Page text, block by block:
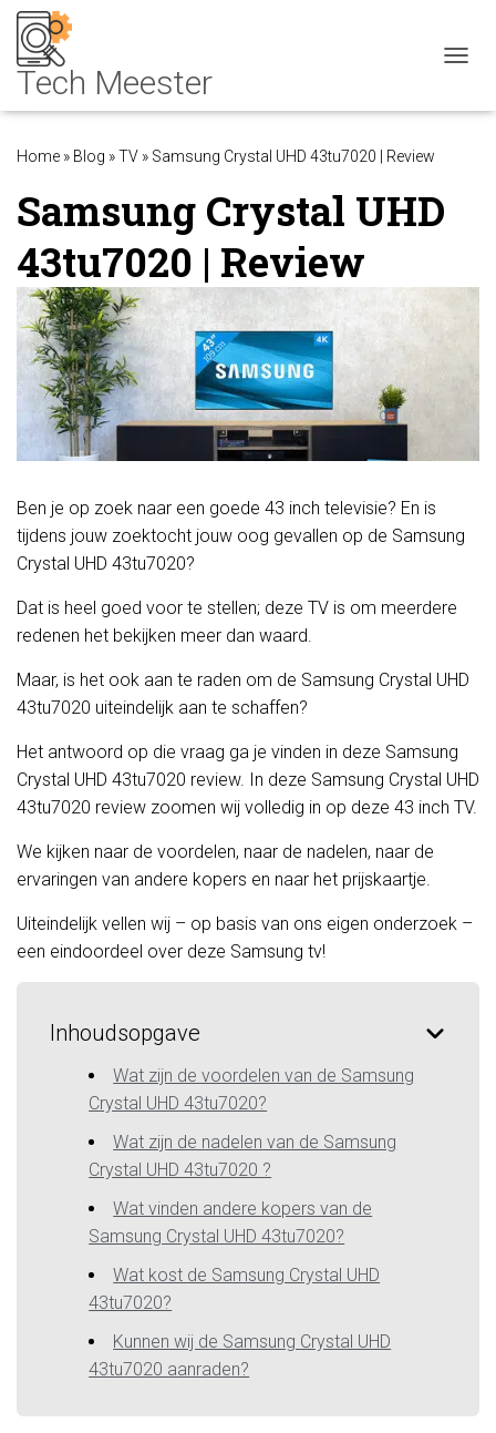
Home » Blog »TV » Samsung Crystal UHD 43tu7020 | Review
Samsung Crystal UHD
43tu7020 | Review
Ben je op zoek naar een goede 43 inch televisie? En is
tijdens jouw zoektocht jouw oog gevallen op de Samsung
Crystal UHD 43tu7020?
Dat is heel goed voor te stellen; deze TV is om meerdere
redenen het bekijken meer dan waard.
Maar, is het ook aan te raden om de Samsung Crystal UHD
43tu7020 uiteindelijk aan te schaffen?
Het antwoord op die vraag ga je vinden in deze Samsung
Crystal UHD 43tu7020 review. In deze Samsung Crystal UHD
43tu7020 review zoomen wij volledig in op deze 43 inch TV.
We kijken naar de voordelen, naar de nadelen, naar de
ervaringen van andere kopers en naar het prijskaartje.
Uiteindelijk vellen wij – op basis van ons eigen onderzoek –
een eindoordeel over deze Samsung tv!
Inhoudsopgave
Wat zijn de voordelen van de Samsung
Crystal UHD 43tu7020?
Wat zijn de nadelen van de Samsung
Crystal UHD 43tu7020 ?
Wat vinden andere kopers van de
Samsung Crystal UHD 43tu7020?
Wat kost de Samsung Crystal UHD
43tu7020?
Kunnen wij de Samsung Crystal UHD
43tu7020 aanraden?